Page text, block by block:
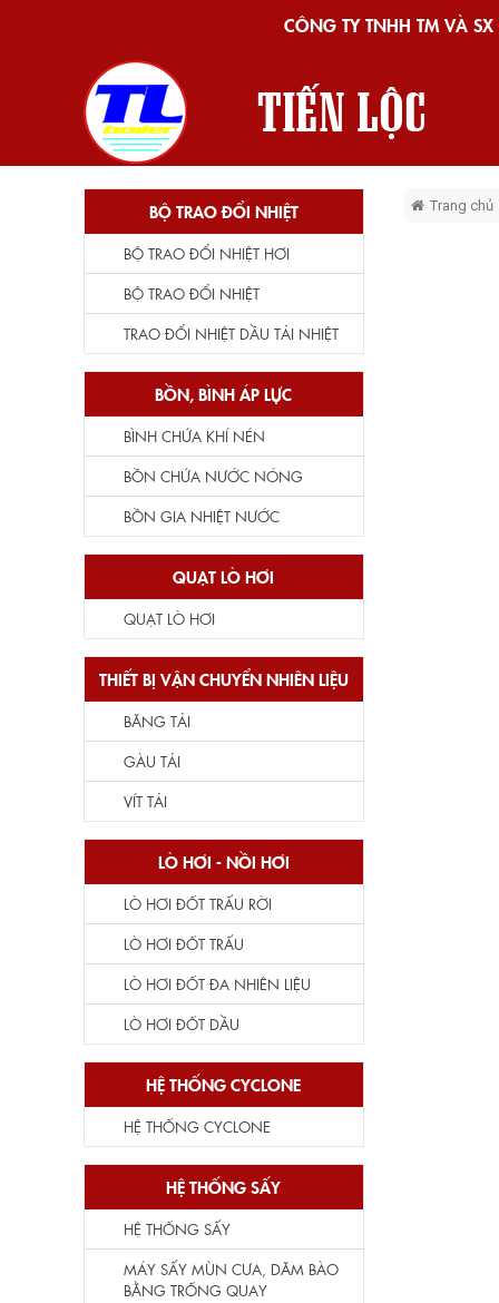
CÔNG TY TNHH TM VÀ
Trang chủ
BỘ TRAO ĐỔI NHIỆT
BỘ TRAO ĐỔI NHIỆT HƠI
BỘ TRAO ĐỔI NHIỆT
TRAO ĐỔI NHIỆT DẦU TẢI NHIỆT
BỒN, BÌNH ÁP LỰC
BÌNH CHỨA KHÍ NÉN
BỒN CHỨA NƯỚC NÓNG
BỒN GIA NHIỆT NƯỚC
QUẠT LÒ HƠI
QUẠT LÒ HƠI
THIẾT BỊ VẬN CHUYỂN NHIÊN LIỆU
BĂNG TẢI
GÀU TẢI
VÍT TẢI
LÒ HƠI - NỒI HƠI
LÒ HƠI ĐỐT TRẤU RỜI
LÒ HƠI ĐỐT TRẤU
LÒ HƠI ĐỐT ĐA NHIÊN LIỆU
LÒ HƠI ĐỐT DẦU
HỆ THỐNG CYCLONE
HỆ THỐNG CYCLONE
HỆ THỐNG SẤY
HỆ THỐNG SẤY
MÁY SẤY MÙN CƯA, DĂM BÀO
BẰNG TRỐNG QUAY